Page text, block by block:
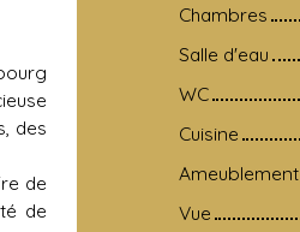
des
de
de
Chambres
Salle d'eau
WC
Cuisine
Ameublement
Vue